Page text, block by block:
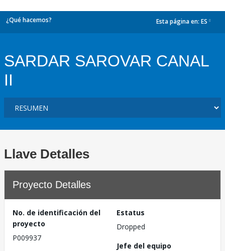
¿Qué hacemos? Esta página en: ES
SARDAR SAROVAR CANAL
II
Llave Detalles
Proyecto Detalles
No. de identificación del
proyecto
P009937
Estatus
Dropped
Jefe del equipo